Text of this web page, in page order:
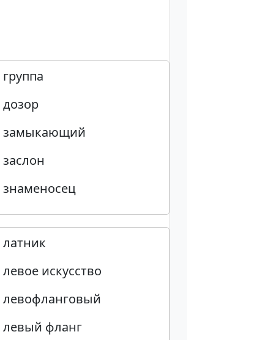
группа
дозор
замыкающий
заслон
знаменосец
латник
левое искусство
левофланговый
левый фланг